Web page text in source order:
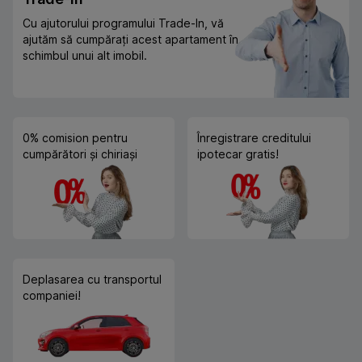
Cu ajutorului programului Trade-In, vă
ajutăm să cumpărați acest apartament în
schimbul unui alt imobil.
0% comision pentru
cumpărători și chiriași
Înregistrare creditului
ipotecar gratis!
Deplasarea cu transportul
companiei!